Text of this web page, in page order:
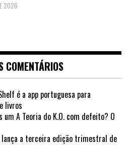
2026
COMENTÁRIOS
é a app portuguesa para
livros
um A Teoria do K.O. com defeito? O
lança a terceira edição trimestral de